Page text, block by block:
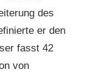
des
er den
fasst 42
von